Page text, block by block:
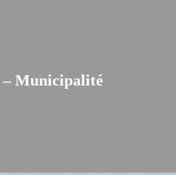
– Municipalité